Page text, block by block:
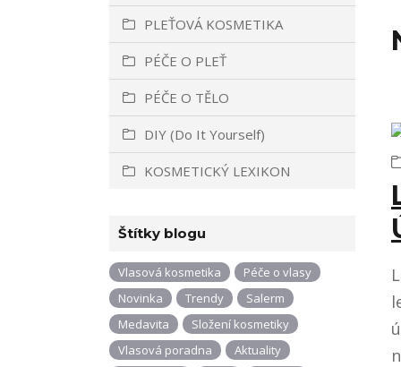
PLEŤOVÁ KOSMETIKA
PÉČE O PLEŤ
PÉČE O TĚLO
DIY (Do It Yourself)
KOSMETICKÝ LEXIKON
Štítky blogu
Vlasová kosmetika
Péče o vlasy
Novinka
Trendy
Salerm
Medavita
Složení kosmetiky
Vlasová poradna
Aktuality